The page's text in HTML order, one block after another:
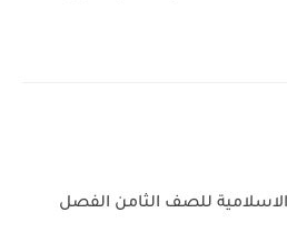
الاسلامية للصف الثامن الفصل